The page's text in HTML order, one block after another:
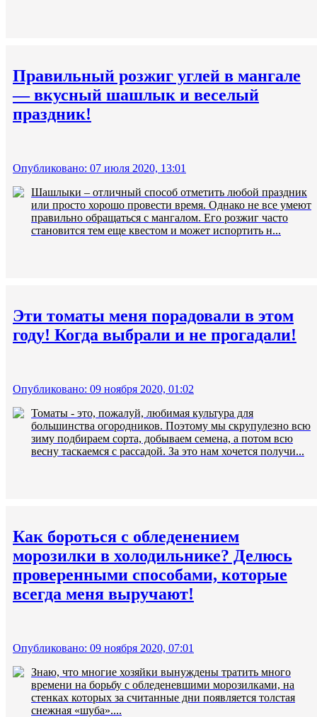
Правильный розжиг углей в мангале
— вкусный шашлык и веселый
праздник!
Опубликовано: 07 июля 2020, 13:01
Шашлыки – отличный способ отметить любой праздник
или просто хорошо провести время. Однако не все умеют
правильно обращаться с мангалом. Его розжиг часто
становится тем еще квестом и может испортить н...
Эти томаты меня порадовали в этом
году! Когда выбрали и не прогадали!
Опубликовано: 09 ноября 2020, 01:02
Томаты - это, пожалуй, любимая культура для
большинства огородников. Поэтому мы скрупулезно всю
зиму подбираем сорта, добываем семена, а потом всю
весну таскаемся с рассадой. За это нам хочется получи...
Как бороться с обледенением
морозилки в холодильнике? Делюсь
проверенными способами, которые
всегда меня выручают!
Опубликовано: 09 ноября 2020, 07:01
Знаю, что многие хозяйки вынуждены тратить много
времени на борьбу с обледеневшими морозилками, на
стенках которых за считанные дни появляется толстая
снежная «шуба»....